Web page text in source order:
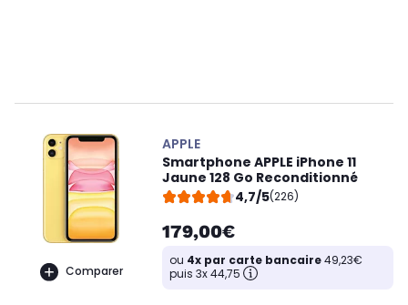
Comparer
APPLE
Smartphone APPLE iPhone 11
Jaune 128 Go Reconditionné
4,7/5(226)
179,00€
ou 4x par carte bancaire49,23€
puis 3x 44,75